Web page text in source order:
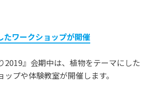
たワークショップが開催
2019』会期中は、植物をテーマにした
プや体験教室が開催します。